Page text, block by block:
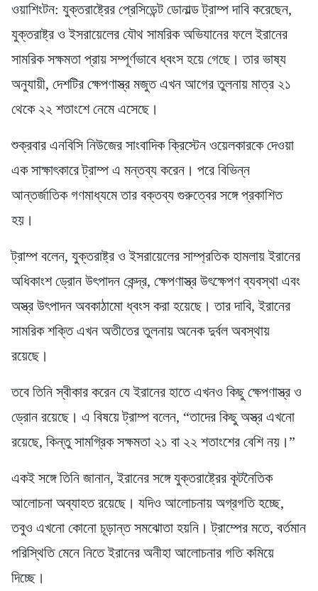
ওয়াশিংটন: যুক্তরাষ্ট্রের প্রেসিডেন্ট ডোনাল্ড ট্রাম্প দাবি করেছেন,
যুক্তরাষ্ট্র ও ইসরায়েলের যৌথ সামরিক অভিযানের ফলে ইরানের
সামরিক সক্ষমতা প্রায় সম্পূর্ণভাবে ধ্বংস হয়ে গেছে। তার ভাষ্য
অনুযায়ী, দেশটির ক্ষেপণাস্ত্র মজুত এখন আগের তুলনায় মাত্র ২১
থেকে ২২ শতাংশে নেমে এসেছে।
শুক্রবার এনবিসি নিউজের সাংবাদিক ক্রিস্টেন ওয়েলকারকে দেওয়া
এক সাক্ষাৎকারে ট্রাম্প এ মন্তব্য করেন। পরে বিভিন্ন
আন্তর্জাতিক গণমাধ্যমে তার বক্তব্য গুরুত্বের সঙ্গে প্রকাশিত
হয়।
ট্রাম্প বলেন, যুক্তরাষ্ট্র ও ইসরায়েলের সাম্প্রতিক হামলায় ইরানের
অধিকাংশ ড্রোন উৎপাদন কেন্দ্র, ক্ষেপণাস্ত্র উৎক্ষেপণ ব্যবস্থা এবং
অস্ত্র উৎপাদন অবকাঠামো ধ্বংস করা হয়েছে। তার দাবি, ইরানের
সামরিক শক্তি এখন অতীতের তুলনায় অনেক দুর্বল অবস্থায়
রয়েছে।
তবে তিনি স্বীকার করেন যে ইরানের হাতে এখনও কিছু ক্ষেপণাস্ত্র ও
ড্রোন রয়েছে। এ বিষয়ে ট্রাম্প বলেন, “তাদের কিছু অস্ত্র এখনো
রয়েছে, কিন্তু সামগ্রিক সক্ষমতা ২১ বা ২২ শতাংশের বেশি নয়।”
একই সঙ্গে তিনি জানান, ইরানের সঙ্গে যুক্তরাষ্ট্রের কূটনৈতিক
আলোচনা অব্যাহত রয়েছে। যদিও আলোচনায় অগ্রগতি হচ্ছে,
তবুও এখনো কোনো চূড়ান্ত সমঝোতা হয়নি। ট্রাম্পের মতে, বর্তমান
পরিস্থিতি মেনে নিতে ইরানের অনীহা আলোচনার গতি কমিয়ে
দিচ্ছে।